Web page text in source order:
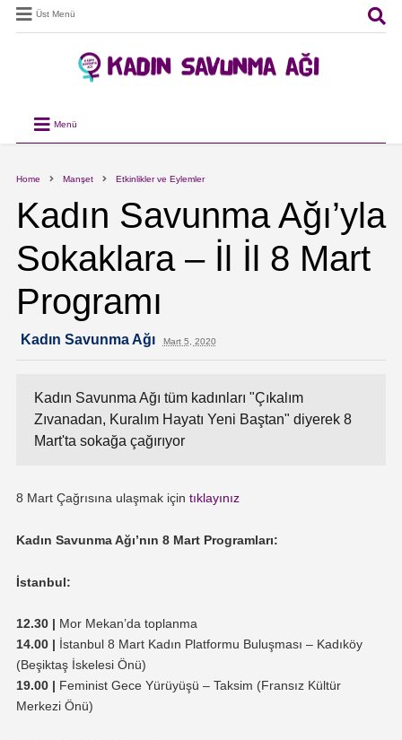
Üst Menü
Menü
Home Manşet Etkinlikler ve Eylemler
Kadın Savunma Ağı’yla
Sokaklara – İl İl 8 Mart
Programı
Kadın Savunma Ağı Mart 5, 2020
Kadın Savunma Ağı tüm kadınları "Çıkalım
Zıvanadan, Kuralım Hayatı Yeni Baştan" diyerek 8
Mart'ta sokağa çağırıyor
8 Mart Çağrısına ulaşmak için tıklayınız
Kadın Savunma Ağı’nın 8 Mart Programları:
İstanbul:
12.30 | Mor Mekan’da toplanma
14.00 | İstanbul 8 Mart Kadın Platformu Buluşması – Kadıköy
(Beşiktaş İskelesi Önü)
19.00 | Feminist Gece Yürüyüşü – Taksim (Fransız Kültür
Merkezi Önü)